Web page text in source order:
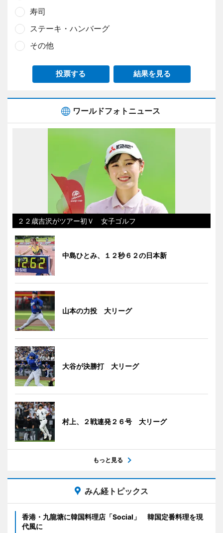
寿司
ステーキ・ハンバーグ
その他
投票する 結果を見る
ワールドフォトニュース
２２歳吉沢がツアー初Ｖ 女子ゴルフ
中島ひとみ、１２秒６２の日本新
山本の力投 大リーグ
大谷が決勝打 大リーグ
村上、２戦連発２６号 大リーグ
もっと見る
みん経トピックス
香港・九龍塘に韓国料理店「Social」 韓国定番料理を現
代風に